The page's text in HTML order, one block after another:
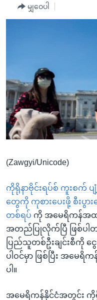
ကျော်
ကြည့်
စာမျက်နှာ
သို့
ကျော်
ကြည့်
ရန်
ရန်
နေရာ
ကျော်
အမေရိကန်သုံးအီဒီယံ
အပတ်စဉ်ကဏ္ဍများ
Learning English
ဗွီအိုအေ လူမှုကွန်ယက်များ
မျှဝေပါ
(Zawgyi/Unicode)
ကိုရိုနာဗိုင်းရပ်စ် ကူးစက်
တွေကို ကုစားပေးဖို့ စီးပွာ
တစ်ရပ် ကို အမေရိကန်အထ
အတည်ပြုလိုက်ပြီ ဖြစ်ပါ
ပြည်သူတစ်ဦးချင်းစီကို
ပါဝင်မှာ ဖြစ်ပြီး အမေ
ပါ။
အမေရိကန်နိုင်ငံအတွင်း ကိုရို